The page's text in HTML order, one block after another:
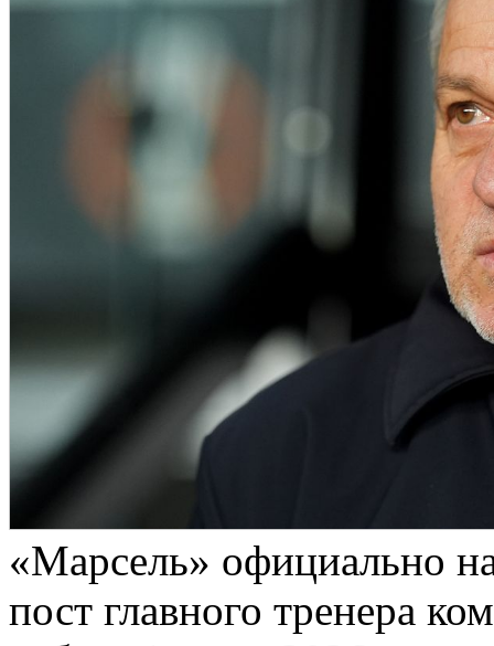
«Марсель» официально
пост главного тренера